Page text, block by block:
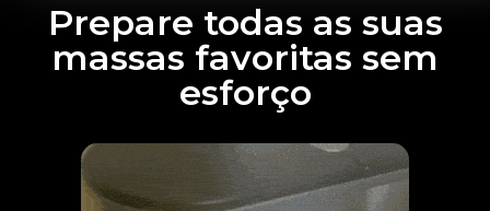
Prepare todas as suas
massas favoritas sem
esforço